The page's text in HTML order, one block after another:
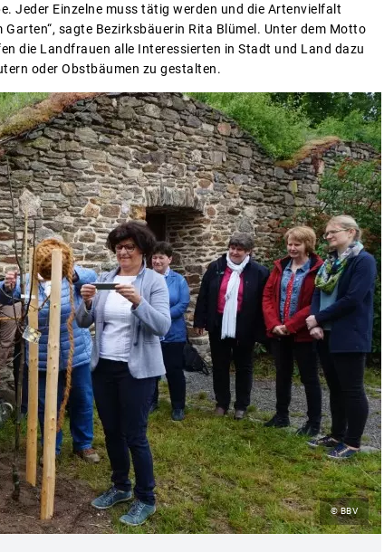
Jeder Einzelne muss tätig werden und die Artenvielfalt
sagte Bezirksbäuerin Rita Blümel. Unter dem Motto
die Landfrauen alle Interessierten in Stadt und Land dazu
oder Obstbäumen zu gestalten.
© BBV